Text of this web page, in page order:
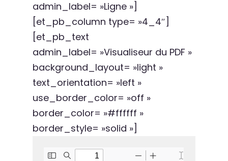
admin_label= »Ligne »]
[et_pb_column type= »4_4″]
[et_pb_text
admin_label= »Visualiseur du PDF »
background_layout= »light »
text_orientation= »left »
use_border_color= »off »
border_color= »#ffffff »
border_style= »solid »]